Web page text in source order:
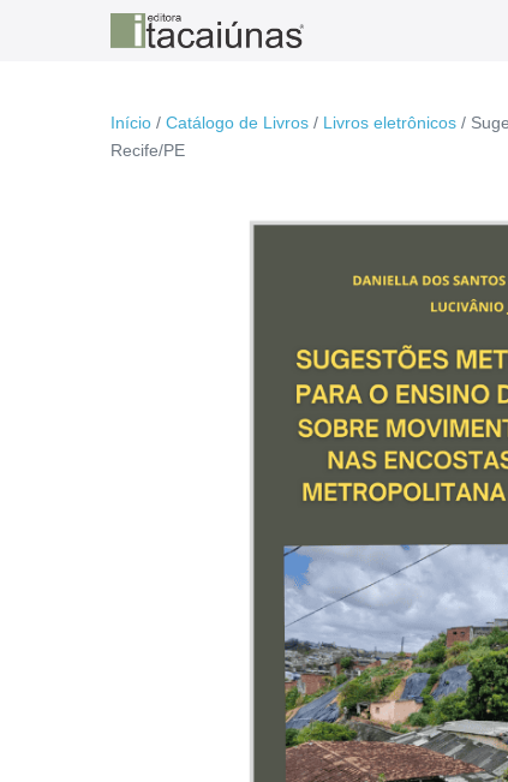
Início / Catálogo de Livros / Livros eletrônicos /
Recife/PE